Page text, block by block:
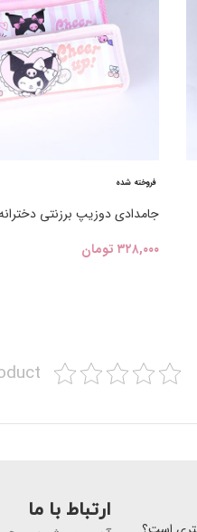
فروخته شده
جامدادی دوزیپ برزنتی دخترانه کد
۳۲۸,۰۰۰ تومان
ارتباط با ما